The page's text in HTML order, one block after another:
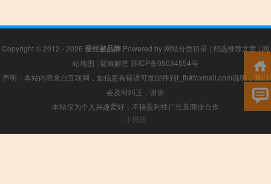
Copyright © 2012 - 2026 蚕丝被品牌 Powered by 网站分类目录 | 精选推荐文章 | 网
站地图 | 疑难解答 苏ICP备05034554号
声明：本站内容来自互联网，如信息有错误可发邮件到f_fb#foxmail.com说明，我们
会及时纠正，谢谢
本站仅为个人兴趣爱好，不接盈利性广告及商业合作
小男孩